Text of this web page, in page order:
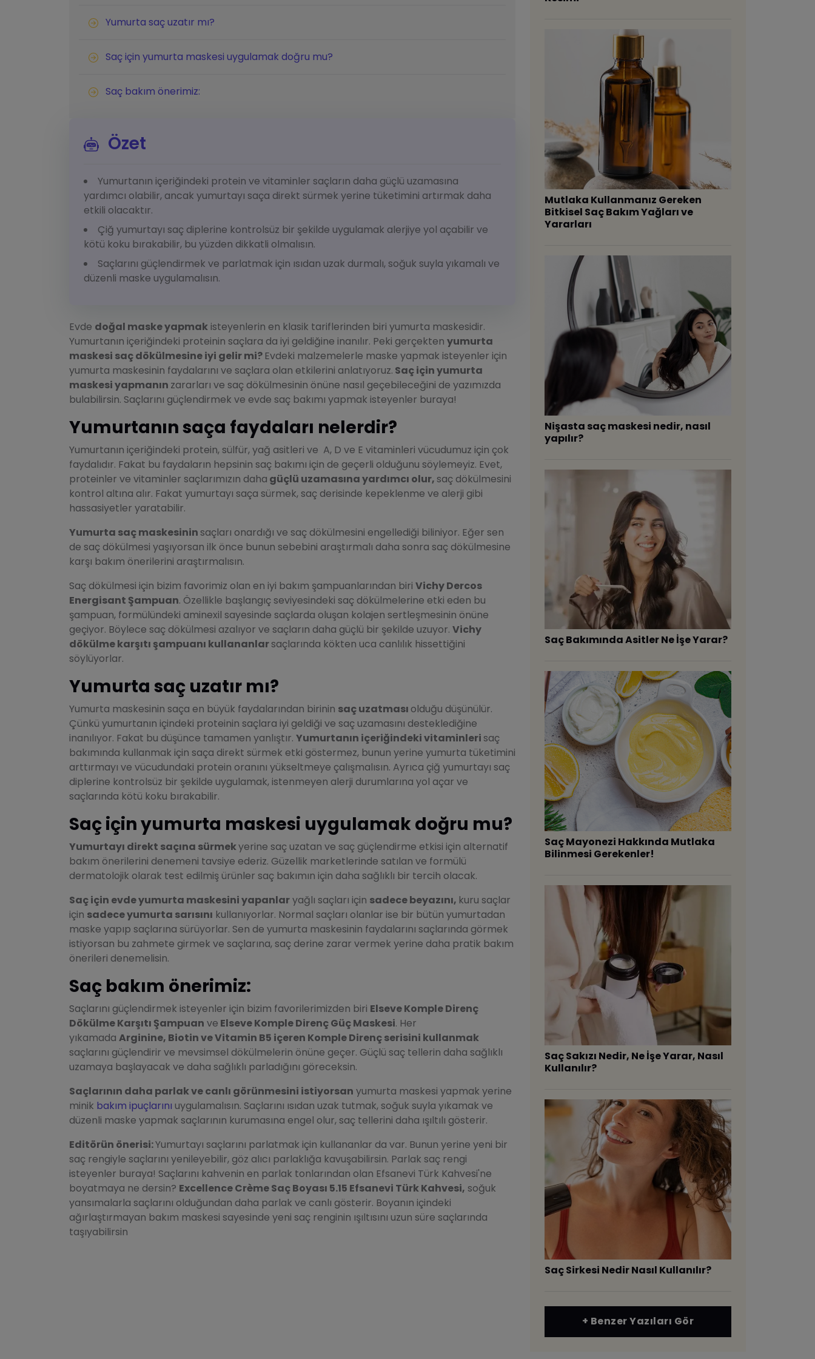
Yumurta saç uzatır mı?
Saç için yumurta maskesi uygulamak doğru mu?
Saç bakım önerimiz:
Özet
Yumurtanın içeriğindeki protein ve vitaminler saçların daha güçlü uzamasına
yardımcı olabilir, ancak yumurtayı saça direkt sürmek yerine tüketimini artırmak daha
etkili olacaktır.
Çiğ yumurtayı saç diplerine kontrolsüz bir şekilde uygulamak alerjiye yol açabilir ve
kötü koku bırakabilir, bu yüzden dikkatli olmalısın.
Saçlarını güçlendirmek ve parlatmak için ısıdan uzak durmalı, soğuk suyla yıkamalı ve
düzenli maske uygulamalısın.
Evde doğal maske yapmakisteyenlerin en klasik tariflerinden biri yumurta maskesidir.
Yumurtanın içeriğindeki proteinin saçlara da iyi geldiğine inanılır. Peki gerçekten yumurta
maskesi saç dökülmesine iyi gelir mi? Evdeki malzemelerle maske yapmak isteyenler için
yumurta maskesinin faydalarını ve saçlara olan etkilerini anlatıyoruz. Saç için yumurta
maskesi yapmanın zararları ve saç dökülmesinin önüne nasıl geçebileceğini de yazımızda
bulabilirsin. Saçlarını güçlendirmek ve evde saç bakımı yapmak isteyenler buraya!
Yumurtanın saça faydaları nelerdir?
Yumurtanın içeriğindeki protein, sülfür, yağ asitleri ve A, D ve E vitaminleri vücudumuz için çok
faydalıdır. Fakat bu faydaların hepsinin saç bakımı için de geçerli olduğunu söylemeyiz. Evet,
proteinler ve vitaminler saçlarımızın daha güçlü uzamasına yardımcı olur, saç dökülmesini
kontrol altına alır. Fakat yumurtayı saça sürmek, saç derisinde kepeklenme ve alerji gibi
hassasiyetler yaratabilir.
Yumurta saç maskesinin saçları onardığı ve saç dökülmesini engellediği biliniyor. Eğer sen
de saç dökülmesi yaşıyorsan ilk önce bunun sebebini araştırmalı daha sonra saç dökülmesine
karşı bakım önerilerini araştırmalısın.
Saç dökülmesi için bizim favorimiz olan en iyi bakım şampuanlarından biri Vichy Dercos
Energisant Şampuan. Özellikle başlangıç seviyesindeki saç dökülmelerine etki eden bu
şampuan, formülündeki aminexil sayesinde saçlarda oluşan kolajen sertleşmesinin önüne
geçiyor. Böylece saç dökülmesi azalıyor ve saçların daha güçlü bir şekilde uzuyor. Vichy
dökülme karşıtı şampuanı kullananlarsaçlarında kökten uca canlılık hissettiğini
söylüyorlar.
Yumurta saç uzatır mı?
Yumurta maskesinin saça en büyük faydalarından birinin saç uzatması olduğu düşünülür.
Çünkü yumurtanın içindeki proteinin saçlara iyi geldiği ve saç uzamasını desteklediğine
inanılıyor. Fakat bu düşünce tamamen yanlıştır. Yumurtanın içeriğindeki vitaminleri saç
bakımında kullanmak için saça direkt sürmek etki göstermez, bunun yerine yumurta tüketimini
arttırmayı ve vücudundaki protein oranını yükseltmeye çalışmalısın. Ayrıca çiğ yumurtayı saç
diplerine kontrolsüz bir şekilde uygulamak, istenmeyen alerji durumlarına yol açar ve
saçlarında kötü koku bırakabilir.
Saç için yumurta maskesi uygulamak doğru mu?
Yumurtayı direkt saçına sürmekyerine saç uzatan ve saç güçlendirme etkisi için alternatif
bakım önerilerini denemeni tavsiye ederiz. Güzellik marketlerinde satılan ve formülü
dermatolojik olarak test edilmiş ürünler saç bakımın için daha sağlıklı bir tercih olacak.
Saç için evde yumurta maskesini yapanlaryağlı saçları için sadece beyazını, kuru saçlar
için sadece yumurta sarısını kullanıyorlar. Normal saçları olanlar ise bir bütün yumurtadan
maske yapıp saçlarına sürüyorlar. Sen de yumurta maskesinin faydalarını saçlarında görmek
istiyorsan bu zahmete girmek ve saçlarına, saç derine zarar vermek yerine daha pratik bakım
önerileri denemelisin.
Saç bakım önerimiz:
Saçlarını güçlendirmek isteyenler için bizim favorilerimizden biri Elseve Komple Direnç
Dökülme Karşıtı Şampuan ve Elseve Komple Direnç Güç Maskesi. Her
yıkamada Arginine, Biotin ve Vitamin B5 içeren Komple Direnç serisini kullanmak
saçlarını güçlendirir ve mevsimsel dökülmelerin önüne geçer. Güçlü saç tellerin daha sağlıklı
uzamaya başlayacak ve daha sağlıklı parladığını göreceksin.
Saçlarının daha parlak ve canlı görünmesini istiyorsan yumurta maskesi yapmak yerine
minik bakım ipuçlarını uygulamalısın. Saçlarını ısıdan uzak tutmak, soğuk suyla yıkamak ve
düzenli maske yapmak saçlarının kurumasına engel olur, saç tellerini daha ışıltılı gösterir.
Editörün önerisi:Yumurtayı saçlarını parlatmak için kullananlar da var. Bunun yerine yeni bir
saç rengiyle saçlarını yenileyebilir, göz alıcı parlaklığa kavuşabilirsin. Parlak saç rengi
isteyenler buraya! Saçlarını kahvenin en parlak tonlarından olan Efsanevi Türk Kahvesi'ne
boyatmaya ne dersin? Excellence Crème Saç Boyası 5.15 Efsanevi Türk Kahvesi, soğuk
yansımalarla saçlarını olduğundan daha parlak ve canlı gösterir. Boyanın içindeki
ağırlaştırmayan bakım maskesi sayesinde yeni saç renginin ışıltısını uzun süre saçlarında
taşıyabilirsin
Mutlaka Kullanmanız Gereken
Bitkisel Saç Bakım Yağları ve
Yararları
Nişasta saç maskesi nedir, nasıl
yapılır?
Saç Bakımında Asitler Ne İşe Yarar?
Saç Mayonezi Hakkında Mutlaka
Bilinmesi Gerekenler!
Saç Sakızı Nedir, Ne İşe Yarar, Nasıl
Kullanılır?
Saç Sirkesi Nedir Nasıl Kullanılır?
+ Benzer Yazıları Gör